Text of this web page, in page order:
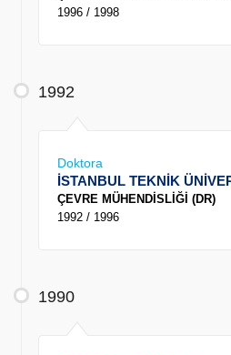
1996 / 1998
1992
Doktora
İSTANBUL TEKNİK
ÇEVRE MÜHENDİSLİĞİ (DR)
1992 / 1996
1990